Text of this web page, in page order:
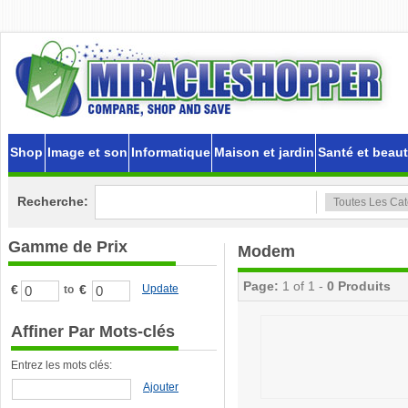
Shop Image et son Informatique Maison et jardin Santé et
Recherche:
Gamme de Prix
€ to € Update
Affiner Par Mots-clés
Entrez les mots clés:
Ajouter
Modem
Page: 1 of 1 - 0 Produits